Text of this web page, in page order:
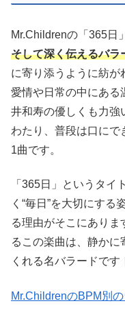
Mr.Childrenの「365日
そして深く伝えるバラ
に寄り添うように紡が
愛情や日常の中にある
井和寿の優しくも力強
わたり、普段は口にで
1曲です。
「365日」というタイ
く“毎日”を大切にす
る理由がそこにありま
るこの楽曲は、静かに
くれる名バラードです
Mr.ChildrenのBPM別